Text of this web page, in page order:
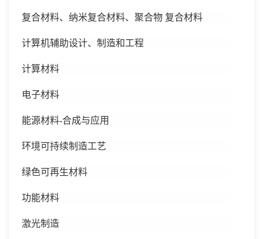
复合材料、纳米复合材料、聚合物 复合材料
计算机辅助设计、制造和工程
计算材料
电子材料
能源材料-合成与应用
环境可持续制造工艺
绿色可再生材料
功能材料
激光制造